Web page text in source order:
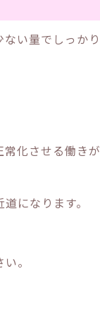
い量でしっかり
化させる働きが
になります。
。